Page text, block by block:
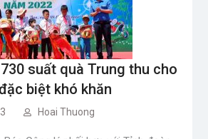
suất quà Trung thu cho
biệt khó khăn
Hoai Thuong